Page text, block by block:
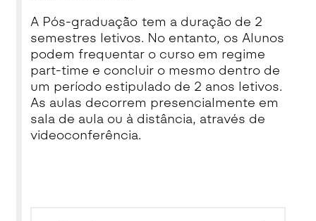
A Pós-graduação tem a duração de 2
semestres letivos. No entanto, os Alunos
podem frequentar o curso em regime
part-time e concluir o mesmo dentro de
um período estipulado de 2 anos letivos.
As aulas decorrem presencialmente em
sala de aula ou à distância, através de
videoconferência.